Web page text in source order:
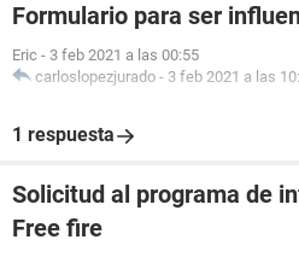
Formulario para ser
Eric - 3 feb 2021 a las 00:55
carloslopezjurado - 3 feb 2021 a las
1 respuesta
Solicitud al programa de
Free fire